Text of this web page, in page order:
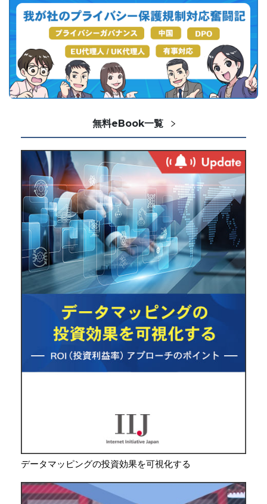
無料eBook一覧
データマッピングの投資効果を可視化する